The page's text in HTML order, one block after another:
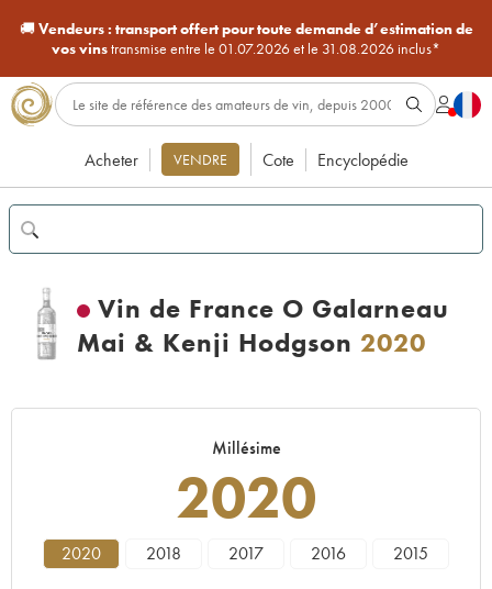
🚚Vendeurs : transport offert pour toute demande d’estimation de
vos vinstransmise entre le 01.07.2026 et le 31.08.2026 inclus*
Acheter VENDRE Cote Encyclopédie
Vin de France O Galarneau
Mai & Kenji Hodgson 2020
Millésime
2020
2020 2018 2017 2016 2015